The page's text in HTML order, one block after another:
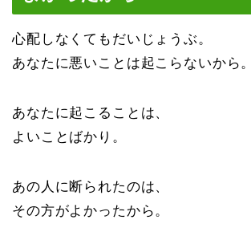
心配しなくてもだいじょうぶ。
あなたに悪いことは起こらないから。
あなたに起こることは、
よいことばかり。
あの人に断られたのは、
その方がよかったから。